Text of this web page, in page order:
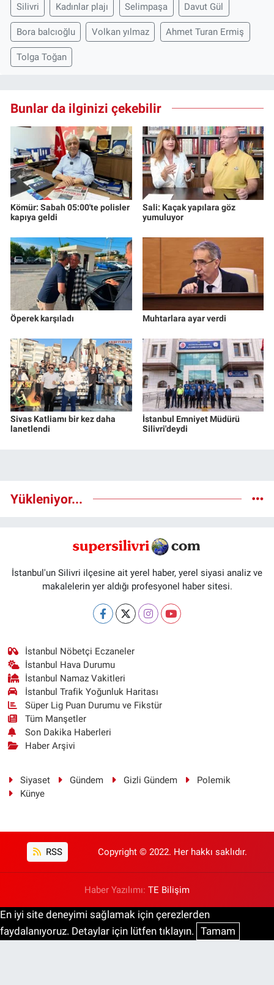
Silivri Kadınlar plajı Selimpaşa Davut Gül
Bora balcıoğlu Volkan yılmaz Ahmet Turan Ermiş
Tolga Toğan
Bunlar da ilginizi çekebilir
Kömür: Sabah 05:00'te polisler
kapıya geldi
Sali: Kaçak yapılara göz
yumuluyor
Öperek karşıladı Muhtarlara ayar verdi
Sivas Katliamı bir kez daha
lanetlendi
İstanbul Emniyet Müdürü
Silivri'deydi
Yükleniyor...
İstanbul'un Silivri ilçesine ait yerel haber, yerel siyasi analiz ve
makalelerin yer aldığı profesyonel haber sitesi.
İstanbul Nöbetçi Eczaneler
İstanbul Hava Durumu
İstanbul Namaz Vakitleri
İstanbul Trafik Yoğunluk Haritası
Süper Lig Puan Durumu ve Fikstür
Tüm Manşetler
Son Dakika Haberleri
Haber Arşivi
Siyaset Gündem Gizli Gündem
Polemik
Künye
RSS Copyright © 2022. Her hakkı saklıdır.
Haber Yazılımı: TE Bilişim
En iyi site deneyimi sağlamak için çerezlerden
faydalanıyoruz. Detaylar için lütfen tıklayın. Tamam